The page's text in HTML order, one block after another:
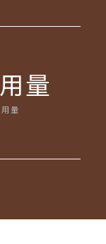
量
量